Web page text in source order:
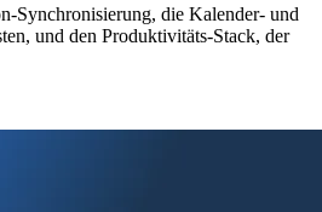
Synchronisierung, die Kalender- und
und den Produktivitäts-Stack, der